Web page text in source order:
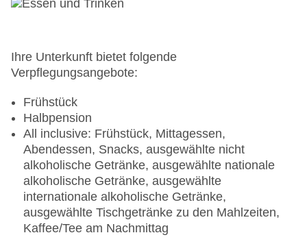
Concierge Service, Gepäckservice
Haustier: Hund erlaubt: pro Tag ca. 50 EUR,
Gewicht bis max. 10 kg
Etagen: 3, Zimmer: 447
Landeskategorie: 5 Sterne
Ihre Unterkunft bietet folgende
Verpflegungsangebote:
Frühstück
Halbpension
All inclusive: Frühstück, Mittagessen,
Abendessen, Snacks, ausgewählte nicht
alkoholische Getränke, ausgewählte nationale
alkoholische Getränke, ausgewählte
internationale alkoholische Getränke,
ausgewählte Tischgetränke zu den Mahlzeiten,
Kaffee/Tee am Nachmittag